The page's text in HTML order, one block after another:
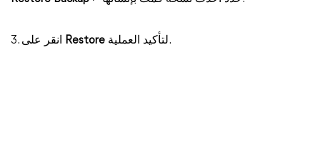
Restore لتأكيد العملية.